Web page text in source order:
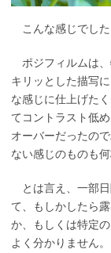
こんな感じでした
ポジフィルムは、
キリッとした描写
な感じに仕上げた
てコントラスト低
オーバーだったの
ない感じのものも
とは言え、一部日
て、もしかしたら
か、もしくは特定
よく分かりません